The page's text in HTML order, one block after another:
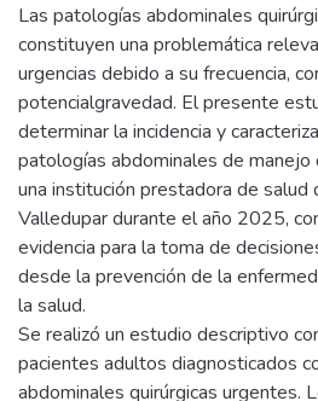
Las patologías abdominales
constituyen una problemática
urgencias debido a su frecuencia,
potencialgravedad. El presente
determinar la incidencia y
patologías abdominales de manejo
una institución prestadora de salud
Valledupar durante el año 2025,
evidencia para la toma de
desde la prevención de la
la salud.
Se realizó un estudio descriptivo
pacientes adultos diagnosticados
abdominales quirúrgicas urgentes.